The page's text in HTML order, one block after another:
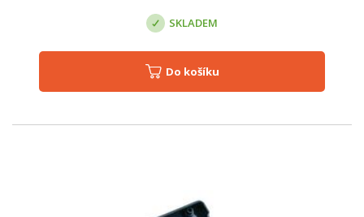
SKLADEM
Do košíku